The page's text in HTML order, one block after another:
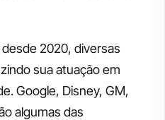
2020, diversas
sua atuação em
Google, Disney, GM,
algumas das